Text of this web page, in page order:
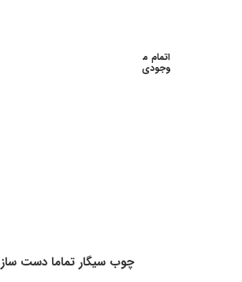
اتمام م
وجودی
چوب سیگار تماما دست ساز